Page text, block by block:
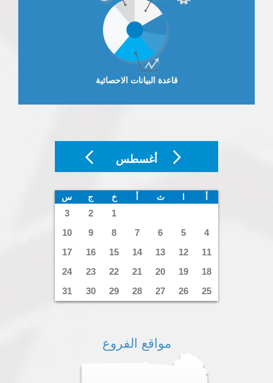
قاعدة البيانات الاحصائية
أغسطس
ث خ ج س
1
2
3
4
5
6
7
8
9
10
11
12
13
14
15
16
17
18
19
20
21
22
23
24
25
26
27
28
29
30
31
مواقع الفروع